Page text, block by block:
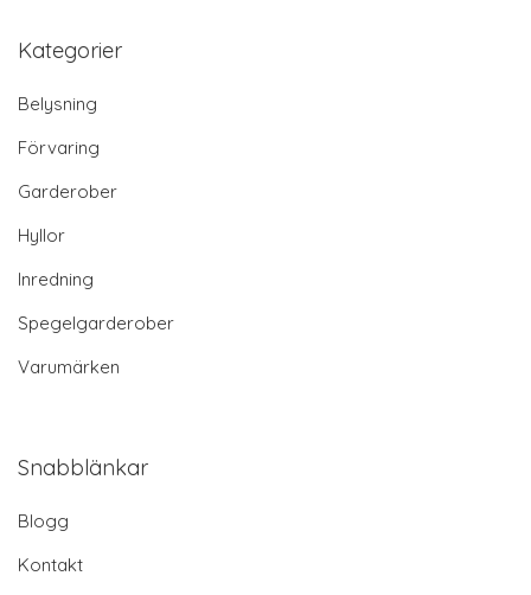
Kategorier
Belysning
Förvaring
Garderober
Hyllor
Inredning
Spegelgarderober
Varumärken
Snabblänkar
Blogg
Kontakt